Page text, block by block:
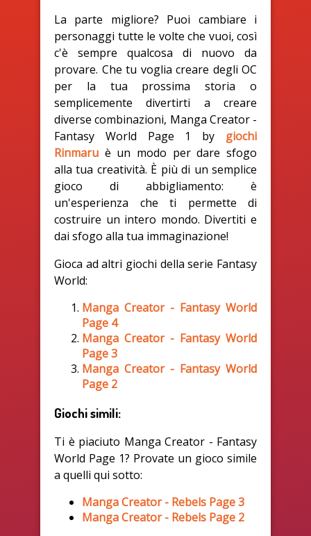
La parte migliore? Puoi cambiare i
personaggi tutte le volte che vuoi, così
c'è sempre qualcosa di nuovo da
provare. Che tu voglia creare degli OC
per la tua prossima storia o
semplicemente divertirti a creare
diverse combinazioni, Manga Creator -
Fantasy World Page 1 by giochi
Rinmaru è un modo per dare sfogo
alla tua creatività. È più di un semplice
gioco di abbigliamento: è
un'esperienza che ti permette di
costruire un intero mondo. Divertiti e
dai sfogo alla tua immaginazione!
Gioca ad altri giochi della serie Fantasy
World:
Manga Creator - Fantasy World
Page 4
Manga Creator - Fantasy World
Page 3
Manga Creator - Fantasy World
Page 2
Giochi simili:
Ti è piaciuto Manga Creator - Fantasy
World Page 1? Provate un gioco simile
a quelli qui sotto:
Manga Creator - Rebels Page 3
Manga Creator - Rebels Page 2